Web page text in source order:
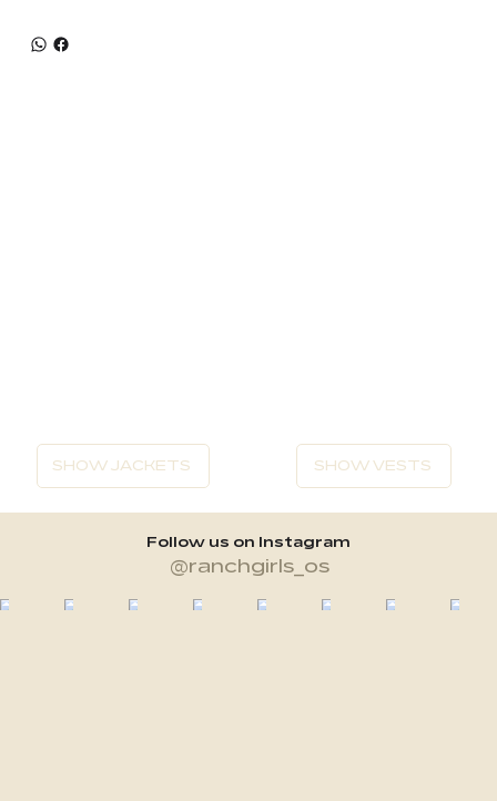
SHOW JACKETS SHOW VESTS
Follow us on Instagram
@ranchgirls_os